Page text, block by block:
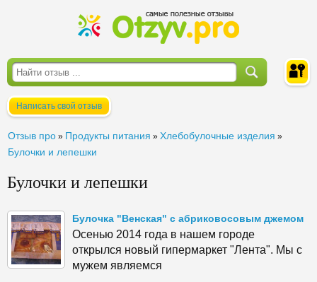
Написать свой отзыв
Отзыв про » Продукты питания » Хлебобулочные изделия »
Булочки и лепешки
Булочки и лепешки
Булочка "Венская" с абриковосовым джемом
Осенью 2014 года в нашем городе
открылся новый гипермаркет "Лента". Мы с
мужем являемся